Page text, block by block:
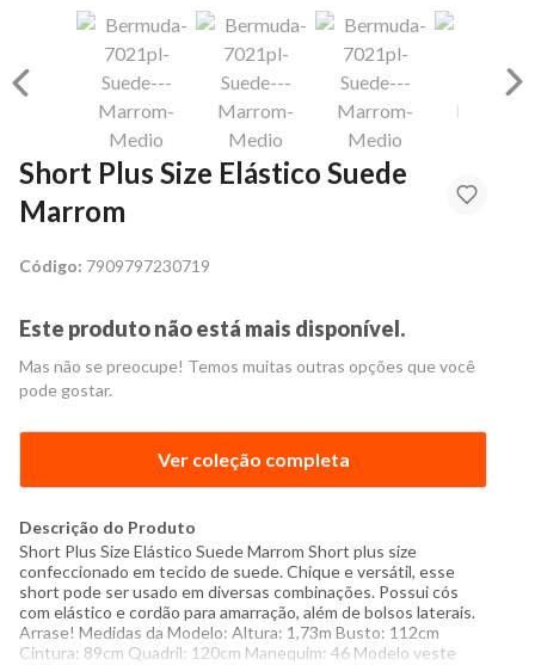
Short Plus Size Elástico Suede
Marrom
Código: 7909797230719
Este produto não está mais disponível.
Mas não se preocupe! Temos muitas outras opções que você
pode gostar.
Ver coleção completa
Descrição do Produto
Short Plus Size Elástico Suede Marrom Short plus size
confeccionado em tecido de suede. Chique e versátil, esse
short pode ser usado em diversas combinações. Possui cós
com elástico e cordão para amarração, além de bolsos laterais.
Arrase! Medidas da Modelo: Altura: 1,73m Busto: 112cm
Cintura: 89cm Quadril: 120cm Manequim: 46 Modelo veste